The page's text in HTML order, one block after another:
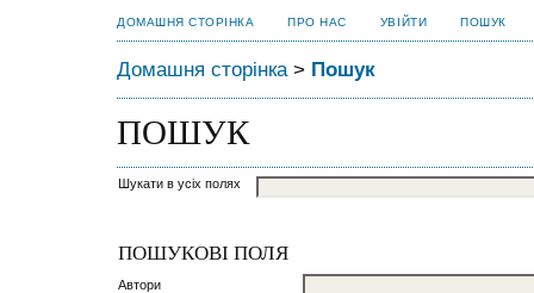
ДОМАШНЯ СТОРІНКА ПРО НАС УВІЙТИ ПОШУК
Домашня сторінка> Пошук
ПОШУК
Шукати в усіх полях
ПОШУКОВІ ПОЛЯ
Автори